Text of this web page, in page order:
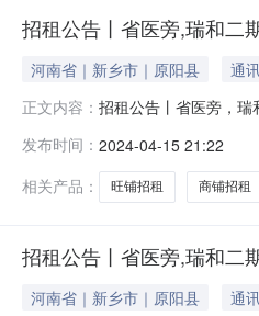
招租公告丨省医旁,瑞和二
河南省｜新乡市｜原阳县 通
正文内容： 招租公告丨省医旁，
个商铺租赁期限为5年
履约保证金为每套商铺
发布时间： 2024-04-15 21:22
相关产品：
旺铺招租 商铺招租
招租公告丨省医旁,瑞和二
河南省｜新乡市｜原阳县 通